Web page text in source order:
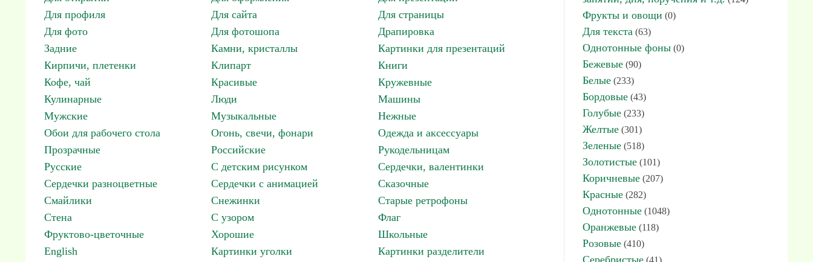
Для профиля
Для сайта
Для страницы
Для фото
Для фотошопа
Драпировка
Задние
Камни, кристаллы
Картинки для презентаций
Кирпичи, плетенки
Клипарт
Книги
Кофе, чай
Красивые
Кружевные
Кулинарные
Люди
Машины
Мужские
Музыкальные
Нежные
Обои для рабочего стола
Огонь, свечи, фонари
Одежда и аксессуары
Прозрачные
Российские
Рукодельницам
Русские
С детским рисунком
Сердечки, валентинки
Сердечки разноцветные
Сердечки с анимацией
Сказочные
Смайлики
Снежинки
Старые ретрофоны
Стена
С узором
Флаг
Фруктово-цветочные
Хорошие
Школьные
English
Картинки уголки
Картинки разделители
Фрукты и овощи (0)
Для текста (63)
Однотонные фоны (0)
Бежевые (90)
Белые (233)
Бордовые (43)
Голубые (233)
Желтые (301)
Зеленые (518)
Золотистые (101)
Коричневые (207)
Красные (282)
Однотонные (1048)
Оранжевые (118)
Розовые (410)
Серебристые (41)